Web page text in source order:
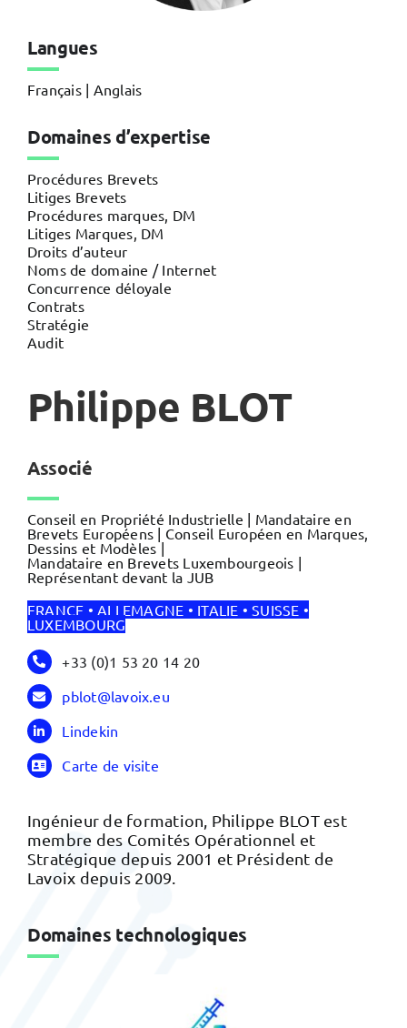
Langues
Français | Anglais
Domaines d’expertise
Procédures Brevets
Litiges Brevets
Procédures marques, DM
Litiges Marques, DM
Droits d’auteur
Noms de domaine / Internet
Concurrence déloyale
Contrats
Stratégie
Audit
Philippe BLOT
Associé
Conseil en Propriété Industrielle | Mandataire en
Brevets Européens | Conseil Européen en Marques,
Dessins et Modèles |
Mandataire en Brevets Luxembourgeois |
Représentant devant la JUB
FRANCE • ALLEMAGNE • ITALIE • SUISSE •
LUXEMBOURG
+33 (0)1 53 20 14 20
pblot@lavoix.eu
Lindekin
Carte de visite
Ingénieur de formation, Philippe BLOT est
membre des Comités Opérationnel et
Stratégique depuis 2001 et Président de
Lavoix depuis 2009.
Domaines technologiques